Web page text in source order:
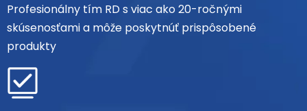
Profesionálny tím RD s viac ako 20-ročnými
skúsenosťami a môže poskytnúť prispôsobené
produkty